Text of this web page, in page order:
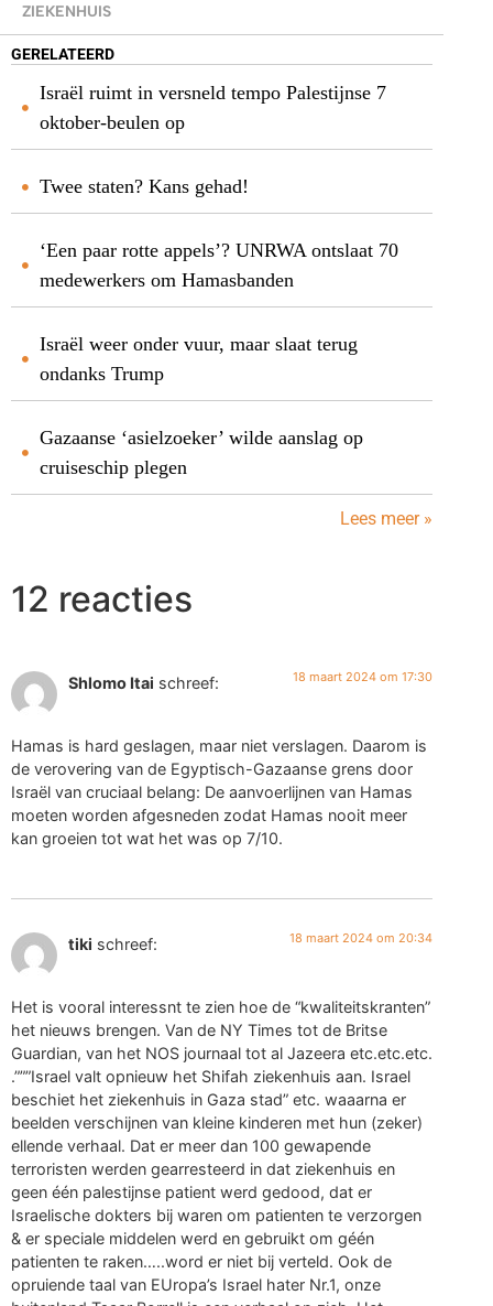
ZIEKENHUIS
GERELATEERD
Israël ruimt in versneld tempo Palestijnse 7
oktober-beulen op
Twee staten? Kans gehad!
‘Een paar rotte appels’? UNRWA ontslaat 70
medewerkers om Hamasbanden
Israël weer onder vuur, maar slaat terug
ondanks Trump
Gazaanse ‘asielzoeker’ wilde aanslag op
cruiseschip plegen
Lees meer »
12 reacties
Shlomo Itai schreef: 18 maart 2024 om 17:30
Hamas is hard geslagen, maar niet verslagen. Daarom is
de verovering van de Egyptisch-Gazaanse grens door
Israël van cruciaal belang: De aanvoerlijnen van Hamas
moeten worden afgesneden zodat Hamas nooit meer
kan groeien tot wat het was op 7/10.
tiki schreef: 18 maart 2024 om 20:34
Het is vooral interessnt te zien hoe de “kwaliteitskranten”
het nieuws brengen. Van de NY Times tot de Britse
Guardian, van het NOS journaal tot al Jazeera etc.etc.etc.
.”””Israel valt opnieuw het Shifah ziekenhuis aan. Israel
beschiet het ziekenhuis in Gaza stad” etc. waaarna er
beelden verschijnen van kleine kinderen met hun (zeker)
ellende verhaal. Dat er meer dan 100 gewapende
terroristen werden gearresteerd in dat ziekenhuis en
geen één palestijnse patient werd gedood, dat er
Israelische dokters bij waren om patienten te verzorgen
& er speciale middelen werd en gebruikt om géén
patienten te raken…..word er niet bij verteld. Ook de
opruiende taal van EUropa’s Israel hater Nr.1, onze